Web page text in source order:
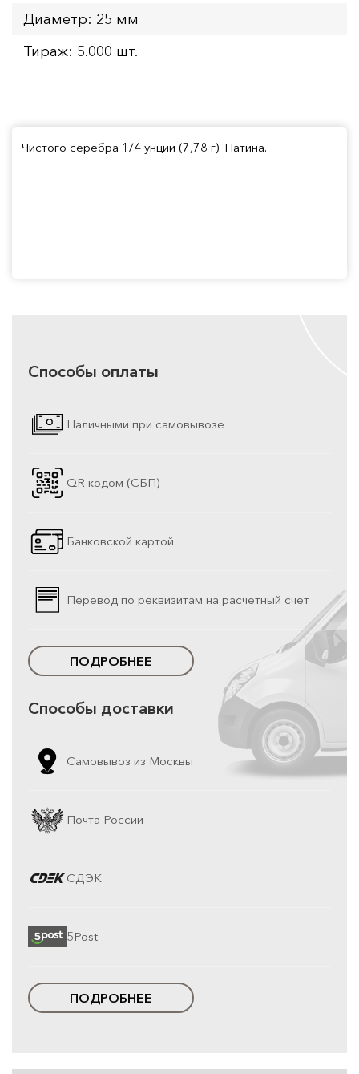
Диаметр: 25 мм
Тираж: 5.000 шт.
Чистого серебра 1/4 унции (7,78 г). Патина.
Способы оплаты
Наличными при самовывозе
QR кодом (СБП)
Банковской картой
Перевод по реквизитам на расчетный счет
ПОДРОБНЕЕ
Способы доставки
Самовывоз из Москвы
Почта России
СДЭК
5Post
ПОДРОБНЕЕ